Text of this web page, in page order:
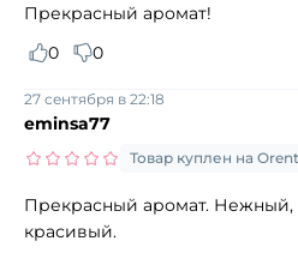
Прекрасный аромат!
0
0
eminsa77
27 сентября в 22:18
Товар куплен на
Прекрасный аромат. Нежный,
красивый.